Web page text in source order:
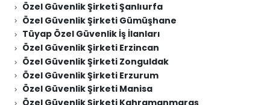
Özel Güvenlik Şirketi Şanlıurfa
Özel Güvenlik Şirketi Gümüşhane
Tüyap Özel Güvenlik İş İlanları
Özel Güvenlik Şirketi Erzincan
Özel Güvenlik Şirketi Zonguldak
Özel Güvenlik Şirketi Erzurum
Özel Güvenlik Şirketi Manisa
Özel Güvenlik Şirketi Kahramanmaraş